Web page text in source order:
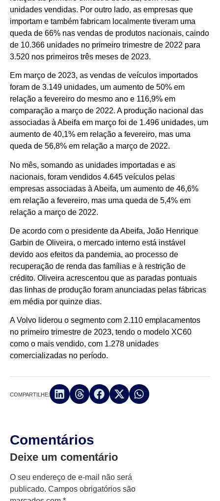
unidades vendidas. Por outro lado, as empresas que
importam e também fabricam localmente tiveram uma
queda de 66% nas vendas de produtos nacionais, caindo
de 10.366 unidades no primeiro trimestre de 2022 para
3.520 nos primeiros três meses de 2023.
Em março de 2023, as vendas de veículos importados
foram de 3.149 unidades, um aumento de 50% em
relação a fevereiro do mesmo ano e 116,9% em
comparação a março de 2022. A produção nacional das
associadas à Abeifa em março foi de 1.496 unidades, um
aumento de 40,1% em relação a fevereiro, mas uma
queda de 56,8% em relação a março de 2022.
No mês, somando as unidades importadas e as
nacionais, foram vendidos 4.645 veículos pelas
empresas associadas à Abeifa, um aumento de 46,6%
em relação a fevereiro, mas uma queda de 5,4% em
relação a março de 2022.
De acordo com o presidente da Abeifa, João Henrique
Garbin de Oliveira, o mercado interno está instável
devido aos efeitos da pandemia, ao processo de
recuperação de renda das famílias e à restrição de
crédito. Oliveira acrescentou que as paradas pontuais
das linhas de produção foram anunciadas pelas fábricas
em média por quinze dias.
A Volvo liderou o segmento com 2.110 emplacamentos
no primeiro trimestre de 2023, tendo o modelo XC60
como o mais vendido, com 1.278 unidades
comercializadas no período.
COMPARTILHE:
Comentários
Deixe um comentário
O seu endereço de e-mail não será
publicado. Campos obrigatórios são